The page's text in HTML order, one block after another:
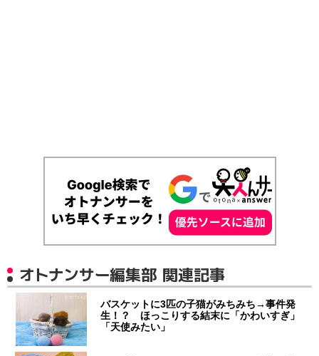
オトナンサー編集部 関連記事
バスケットに3匹の子猫がみちみち→事件発
生！？ ほっこりする結末に「かわいすぎ」
「天使みたい」